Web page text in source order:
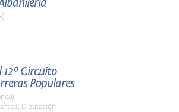
12º Circuito
Populares
Diputación